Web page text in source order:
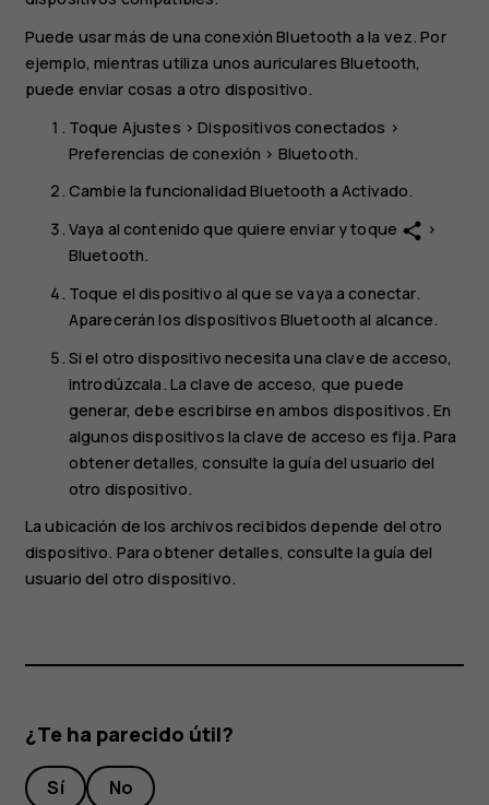
Puede usar más de una conexión Bluetooth a la vez. Por
ejemplo, mientras utiliza unos auriculares Bluetooth,
puede enviar cosas a otro dispositivo.
Toque Ajustes >Dispositivos conectados >
Preferencias de conexión > Bluetooth.
Cambie la funcionalidadBluetooth aActivado.
Vaya al contenido que quiere enviar y toque share >
Bluetooth.
Toque el dispositivo al que se vaya a conectar.
Aparecerán los dispositivos Bluetooth al alcance.
Si el otro dispositivo necesita una clave de acceso,
introdúzcala. La clave de acceso, que puede
generar, debe escribirse en ambos dispositivos. En
algunos dispositivos la clave de acceso es fija. Para
obtener detalles, consulte la guía del usuario del
otro dispositivo.
La ubicación de los archivos recibidos depende del otro
dispositivo. Para obtener detalles, consulte la guía del
usuario del otro dispositivo.
¿Te ha parecido útil?
Sí No